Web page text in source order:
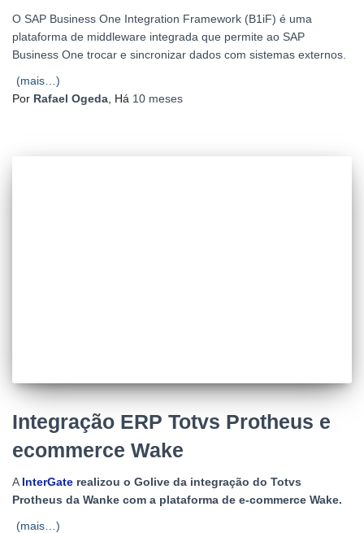
O SAP Business One Integration Framework (B1iF) é uma
plataforma de middleware integrada que permite ao SAP
Business One trocar e sincronizar dados com sistemas externos.
(mais…)
Por Rafael Ogeda, Há 10 meses
Integração ERP Totvs Protheus e
ecommerce Wake
A InterGate realizou o Golive da integração do Totvs
Protheus da Wanke com a plataforma de e-commerce Wake.
(mais…)